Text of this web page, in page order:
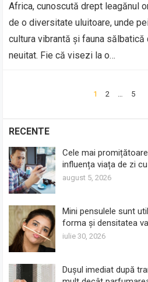
Africa, cunoscută drept leagănul
de o diversitate uluitoare, unde
cultura vibrantă și fauna
neuitat. Fie că visezi la o…
1 2 … 5
RECENTE
Cele mai
influența viața de zi
august 5, 2026
Mini pensulele sunt
forma și densitatea
iulie 30, 2026
Dușul imediat după